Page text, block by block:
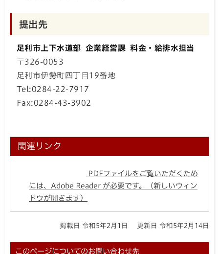
提出先
足利市上下水道部 企業経営課 料金・給排水担当
〒326-0053
足利市伊勢町四丁目19番地
Tel:0284-22-7917
Fax:0284-43-3902
関連リンク
PDFファイルをご覧いただくため
には、Adobe Reader が必要です。（新しいウィン
ドウが開きます）
掲載日 令和5年2月1日 更新日 令和5年2月14日
このページについてのお問い合わせ先